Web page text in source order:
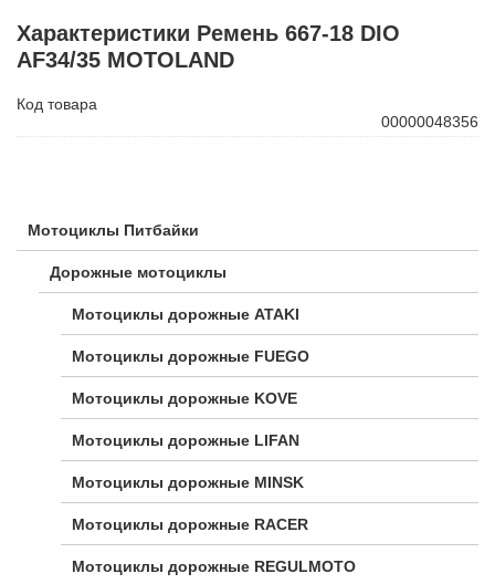
Мотоциклы Питбайки
Дорожные мотоциклы
Мотоциклы дорожные ATAKI
Мотоциклы дорожные FUEGO
Мотоциклы дорожные KOVE
Мотоциклы дорожные LIFAN
Мотоциклы дорожные MINSK
Мотоциклы дорожные RACER
Мотоциклы дорожные REGULMOTO
Характеристики Ремень 667-18 DIO
AF34/35 MOTOLAND
Код товара
00000048356